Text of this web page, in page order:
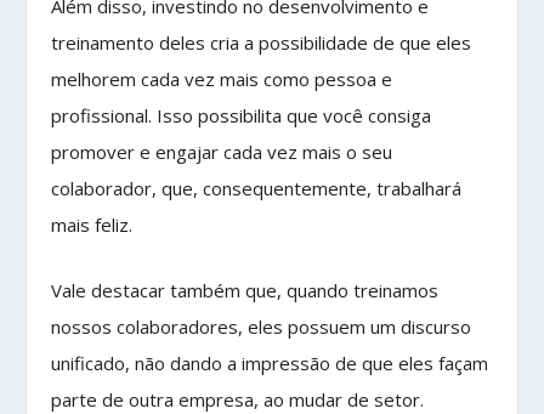
Além disso, investindo no desenvolvimento e
treinamento deles cria a possibilidade de que eles
melhorem cada vez mais como pessoa e
profissional. Isso possibilita que você consiga
promover e engajar cada vez mais o seu
colaborador, que, consequentemente, trabalhará
mais feliz.
Vale destacar também que, quando treinamos
nossos colaboradores, eles possuem um discurso
unificado, não dando a impressão de que eles façam
parte de outra empresa, ao mudar de setor.